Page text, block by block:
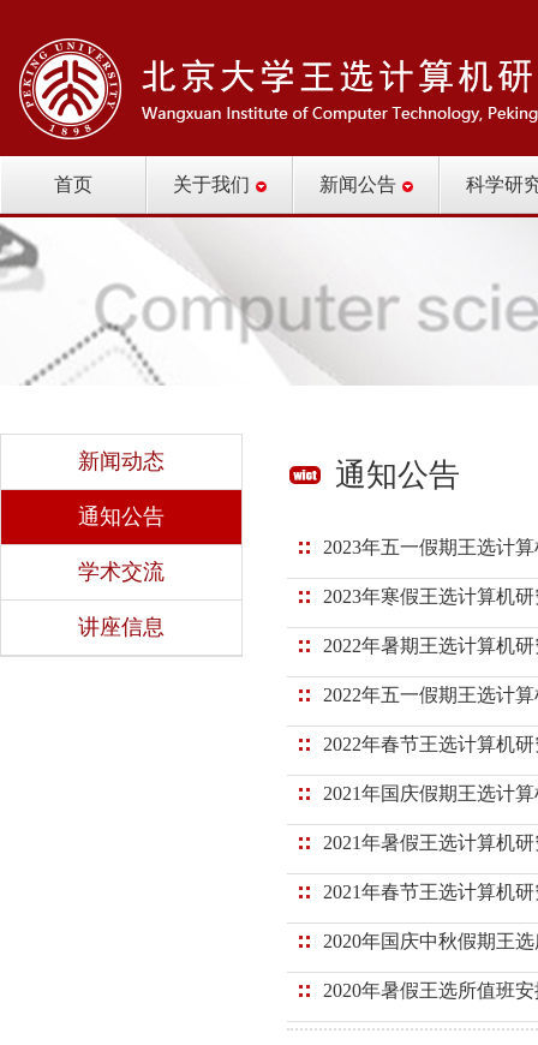
首页 关于我们 新闻公告 科学研
通知公告
2023年五一假期王选计
2023年寒假王选计算机
2022年暑期王选计算机
2022年五一假期王选计
2022年春节王选计算机
2021年国庆假期王选计
2021年暑假王选计算机
2021年春节王选计算机
2020年国庆中秋假期王
2020年暑假王选所值班
新闻动态
通知公告
学术交流
讲座信息